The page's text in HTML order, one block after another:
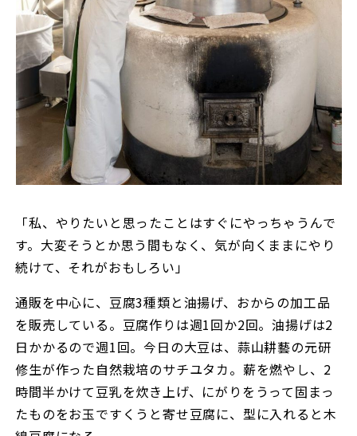
「私、やりたいと思ったことはすぐにやっちゃうんで
す。大変そうとか思う間もなく、気が向くままにやり
続けて、それがおもしろい」
通販を中心に、豆腐3種類と油揚げ、おからの加工品
を販売している。豆腐作りは週1回か2回。油揚げは2
日かかるので週1回。今日の大豆は、蒜山耕藝の元研
修生が作った自然栽培のサチユタカ。薪を燃やし、2
時間半かけて豆乳を炊き上げ、にがりをうって固まっ
たものをお玉ですくうと寄せ豆腐に、型に入れると木